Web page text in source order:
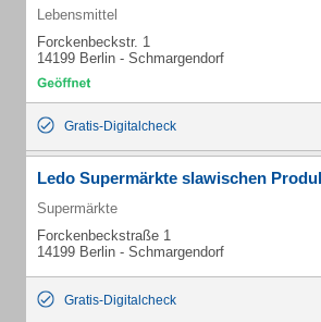
Lebensmittel
Forckenbeckstr. 1
14199 Berlin - Schmargendorf
Gratis-Digitalcheck
Ledo Supermärkte slawischen
Supermärkte
Forckenbeckstraße 1
14199 Berlin - Schmargendorf
Gratis-Digitalcheck